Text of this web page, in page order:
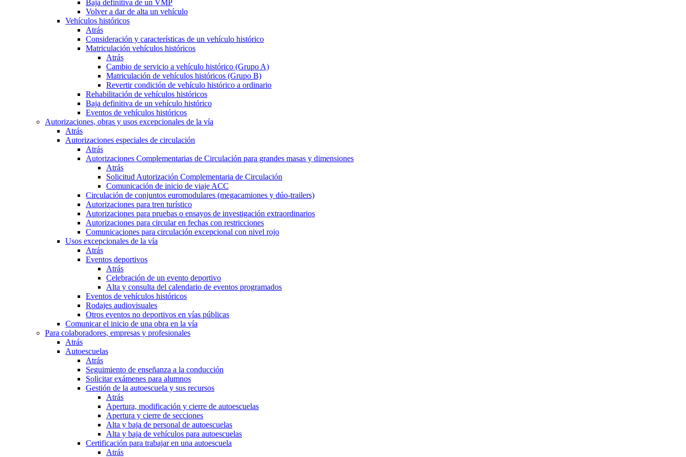
Baja definitiva de un VMP
Volver a dar de alta un vehículo
Vehículos históricos
Atrás
Consideración y características de un vehículo histórico
Matriculación vehículos históricos
Atrás
Cambio de servicio a vehículo histórico (Grupo A)
Matriculación de vehículos históricos (Grupo B)
Revertir condición de vehículo histórico a ordinario
Rehabilitación de vehículos históricos
Baja definitiva de un vehículo histórico
Eventos de vehículos históricos
Autorizaciones, obras y usos excepcionales de la vía
Atrás
Autorizaciones especiales de circulación
Atrás
Autorizaciones Complementarias de Circulación para grandes masas y dimensiones
Atrás
Solicitud Autorización Complementaria de Circulación
Comunicación de inicio de viaje ACC
Circulación de conjuntos euromodulares (megacamiones y dúo-trailers)
Autorizaciones para tren turístico
Autorizaciones para pruebas o ensayos de investigación extraordinarios
Autorizaciones para circular en fechas con restricciones
Comunicaciones para circulación excepcional con nivel rojo
Usos excepcionales de la vía
Atrás
Eventos deportivos
Atrás
Celebración de un evento deportivo
Alta y consulta del calendario de eventos programados
Eventos de vehículos históricos
Rodajes audiovisuales
Otros eventos no deportivos en vías públicas
Comunicar el inicio de una obra en la vía
Para colaboradores, empresas y profesionales
Atrás
Autoescuelas
Atrás
Seguimiento de enseñanza a la conducción
Solicitar exámenes para alumnos
Gestión de la autoescuela y sus recursos
Atrás
Apertura, modificación y cierre de autoescuelas
Apertura y cierre de secciones
Alta y baja de personal de autoescuelas
Alta y baja de vehículos para autoescuelas
Certificación para trabajar en una autoescuela
Atrás